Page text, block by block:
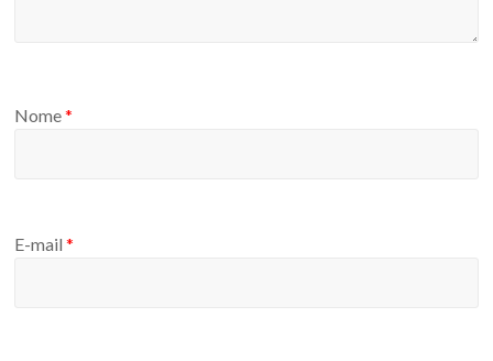
Nome*
E-mail*